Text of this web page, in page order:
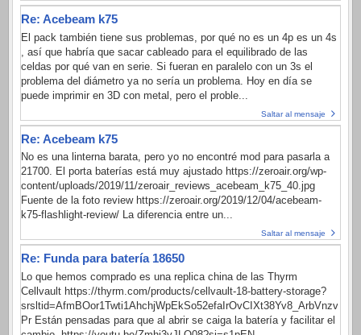
Re: Acebeam k75
El pack también tiene sus problemas, por qué no es un 4p es un 4s
, así que habría que sacar cableado para el equilibrado de las
celdas por qué van en serie. Si fueran en paralelo con un 3s el
problema del diámetro ya no sería un problema. Hoy en día se
puede imprimir en 3D con metal, pero el proble...
Saltar al mensaje
Re: Acebeam k75
No es una linterna barata, pero yo no encontré mod para pasarla a
21700. El porta baterías está muy ajustado https://zeroair.org/wp-
content/uploads/2019/11/zeroair_reviews_acebeam_k75_40.jpg
Fuente de la foto review https://zeroair.org/2019/12/04/acebeam-
k75-flashlight-review/ La diferencia entre un...
Saltar al mensaje
Re: Funda para batería 18650
Lo que hemos comprado es una replica china de las Thyrm
Cellvault https://thyrm.com/products/cellvault-18-battery-storage?
srsltid=AfmBOor1Twti1AhchjWpEkSo52efaIrOvCIXt38Yv8_ArbVnzvFec-
Pr Están pensadas para que al abrir se caiga la batería y facilitar el